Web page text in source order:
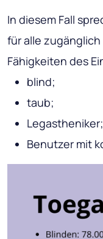
In diesem Fall
für alle
Fähigkeiten des
blind;
taub;
Legastheniker;
Benutzer mit